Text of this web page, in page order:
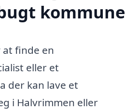
kommune
finde en
eller et
der kan lave et
i Halvrimmen eller